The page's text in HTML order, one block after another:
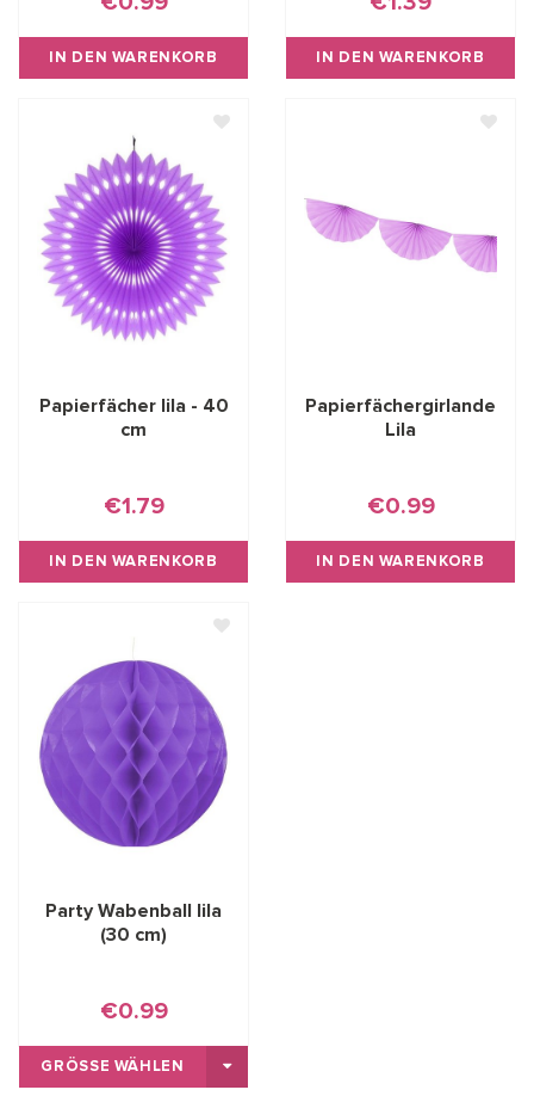
IN DEN WARENKORB IN DEN WARENKORB
Papierfächer lila - 40
cm
€1.79
IN DEN WARENKORB
Papierfächergirlande
Lila
€0.99
IN DEN WARENKORB
Party Wabenball lila
(30 cm)
€0.99
GRÖSSE WÄHLEN